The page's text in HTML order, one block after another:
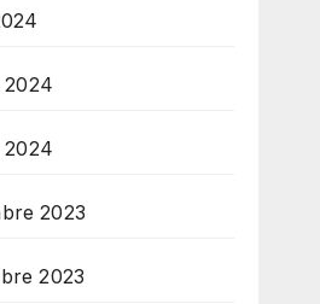
2024
2023
2023